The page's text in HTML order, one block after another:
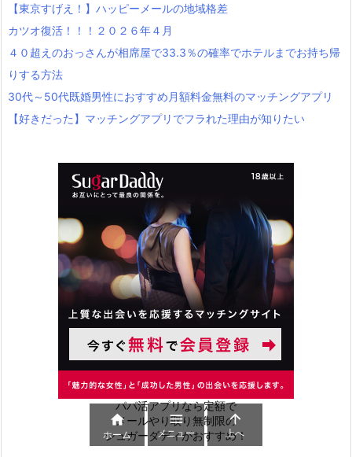
【東京すげえ！】ハッピーメールの地域格差
カツオ復活！！！２０２６年４月
４０超えのおっさんが相席屋で33.3％の確率でホテルまでお持ち帰
りする方法
30代～50代既婚男性におすすめ月額料金無料のマッチングアプリ
【好きだった】マッチングアプリでフラれた理由が知りたい
パパ活アプリなら定額で
メールやり取り無制限の
シュガーダディがおすすめ！

ホーム

メニュー

上へ